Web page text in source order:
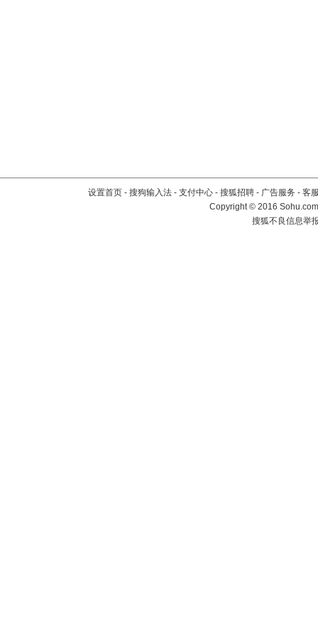
设置首页 - 搜狗输入法 - 支付中心 - 搜狐招聘 - 广告服务 - 客
Copyright©2016
搜狐不良信息举